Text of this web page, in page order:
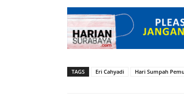
TAGS Eri Cahyadi Hari Sumpah